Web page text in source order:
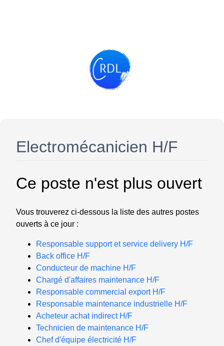
Electromécanicien H/F
Ce poste n'est plus ouvert
Vous trouverez ci-dessous la liste des autres postes
ouverts à ce jour :
Responsable support et service delivery H/F
Back office H/F
Conducteur de machine H/F
Chargé d'affaires maintenance H/F
Responsable commercial export H/F
Responsable maintenance industrielle H/F
Acheteur achat indirect H/F
Technicien de maintenance H/F
Chef d'équipe électricité H/F